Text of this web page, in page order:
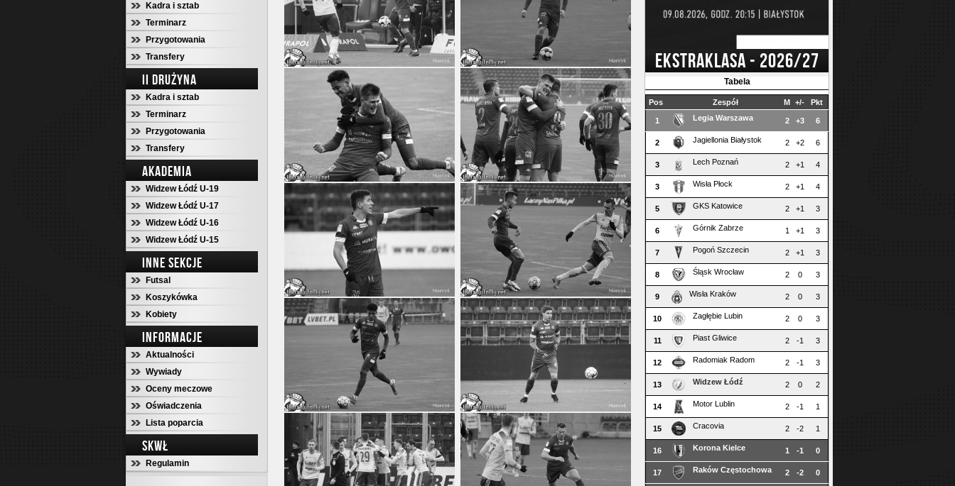
Kadra i sztab
Terminarz
Przygotowania
Transfery
II DRUŻYNA
Kadra i sztab
Terminarz
Przygotowania
Transfery
AKADEMIA
Widzew Łódź U-19
Widzew Łódź U-17
Widzew Łódź U-16
Widzew Łódź U-15
INNE SEKCJE
Futsal
Koszykówka
Kobiety
INFORMACJE
Aktualności
Wywiady
Oceny meczowe
Oświadczenia
Lista poparcia
SKWŁ
Regulamin
EKSTRAKLASA - 2026/27
Tabela
Pos Zespół M +/- Pkt
1 Legia Warszawa 2 +3 6
2 Jagiellonia Białystok 2 +2 6
3 Lech Poznań 2 +1 4
3 Wisła Płock 2 +1 4
5 GKS Katowice 2 +1 3
6 Górnik Zabrze 1 +1 3
7 Pogoń Szczecin 2 +1 3
8 Śląsk Wrocław 2 0 3
9 Wisła Kraków 2 0 3
10 Zagłębie Lubin 2 0 3
11 Piast Gliwice 2 -1 3
12 Radomiak Radom 2 -1 3
13 Widzew Łódź 2 0 2
14 Motor Lublin 2 -1 1
15 Cracovia 2 -2 1
16 Korona Kielce 1 -1 0
17 Raków Częstochowa 2 -2 0